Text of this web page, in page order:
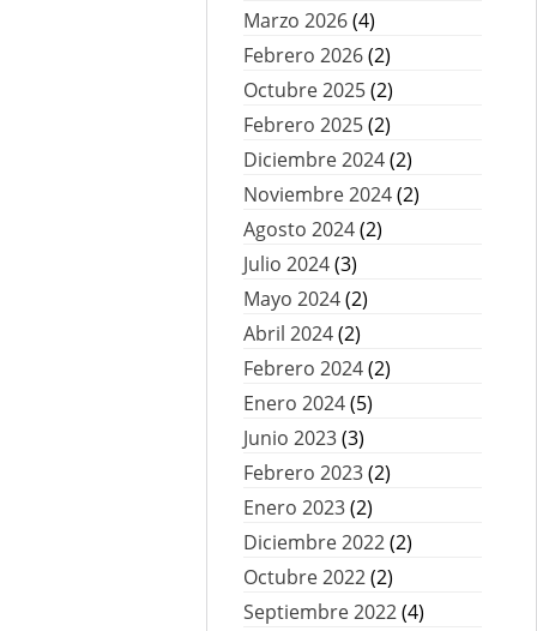
Marzo 2026(4)
Febrero 2026(2)
Octubre 2025(2)
Febrero 2025(2)
Diciembre 2024(2)
Noviembre 2024(2)
Agosto 2024(2)
Julio 2024(3)
Mayo 2024(2)
Abril 2024(2)
Febrero 2024(2)
Enero 2024(5)
Junio 2023(3)
Febrero 2023(2)
Enero 2023(2)
Diciembre 2022(2)
Octubre 2022(2)
Septiembre 2022(4)